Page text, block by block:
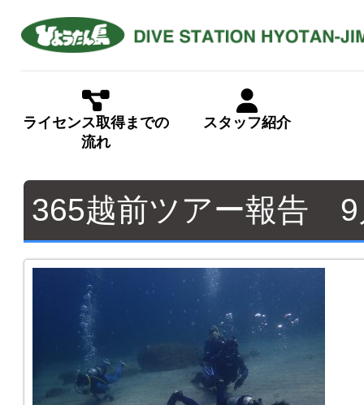
ライセンス取得までの
流れ
スタッフ紹介
365越前ツアー報告 9